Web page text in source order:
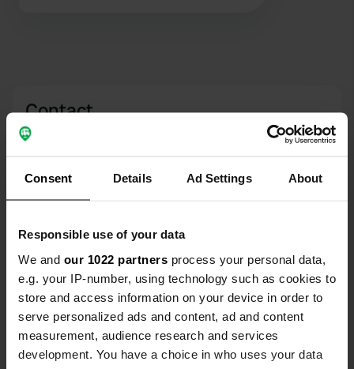
Consent Details Ad Settings About
Responsible use of your data
We and our 1022 partners process your personal data,
e.g. your IP-number, using technology such as cookies to
store and access information on your device in order to
serve personalized ads and content, ad and content
measurement, audience research and services
development. You have a choice in who uses your data
Contact
45° 9' 56" N 2° 54' 44" E
Copie
45.16565 2.91219
2763
Passer àPRO+